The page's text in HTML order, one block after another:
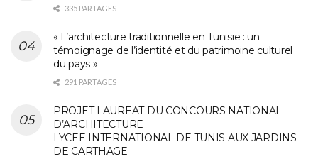
335 PARTAGES
« L’architecture traditionnelle en Tunisie : un
témoignage de l’identité et du patrimoine culturel
du pays »
291 PARTAGES
PROJET LAUREAT DU CONCOURS NATIONAL
D’ARCHITECTURE
LYCEE INTERNATIONAL DE TUNIS AUX JARDINS
DE CARTHAGE